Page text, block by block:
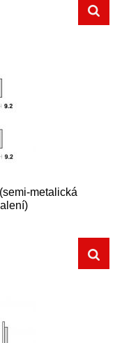
metalická